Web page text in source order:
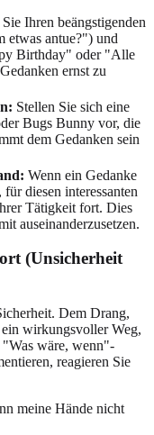
Ihren beängstigenden
etwas antue?") und
Birthday" oder "Alle
ernst zu
Stellen Sie sich eine
Bugs Bunny vor, die
dem Gedanken sein
Wenn ein Gedanke
diesen interessanten
Tätigkeit fort. Dies
auseinanderzusetzen.
(Unsicherheit
Dem Drang,
wirkungsvoller Weg,
"Was wäre, wenn"-
reagieren Sie
meine Hände nicht